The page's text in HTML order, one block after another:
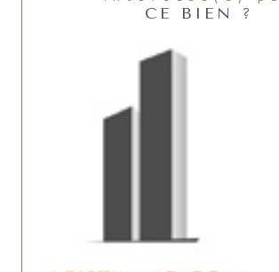
CE BIEN ?